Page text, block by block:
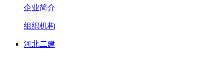
企业简介
组织机构
河北二建